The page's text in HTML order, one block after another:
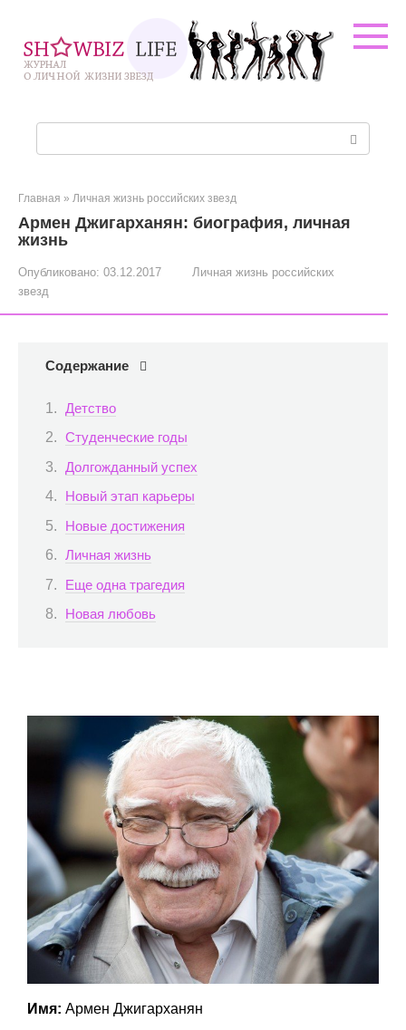
контенту
Главная » Личная жизнь российских звезд
Армен Джигарханян: биография, личная
жизнь
Опубликовано: 03.12.2017
Личная жизнь российских
звезд
Содержание
Детство
Студенческие годы
Долгожданный успех
Новый этап карьеры
Новые достижения
Личная жизнь
Еще одна трагедия
Новая любовь
Имя: Армен Джигарханян